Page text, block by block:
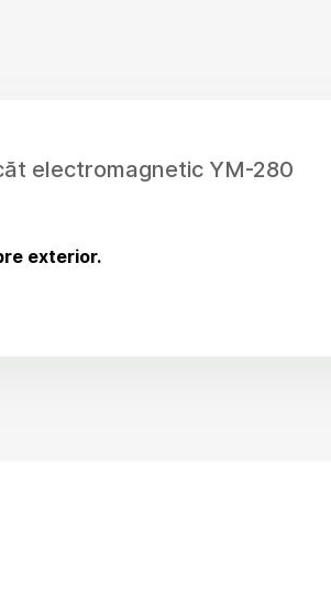
electromagnetic YM-280
exterior.